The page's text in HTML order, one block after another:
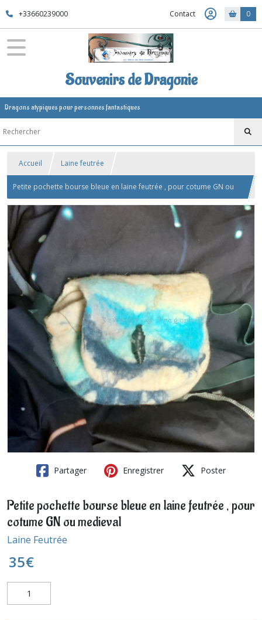
+33660239000 Contact 0
Souvenirs de Dragonie
Dragons atypiques pour personnes fantastiques
Accueil Laine feutrée
Petite pochette bourse bleue en laine feutrée , pour cotume GN ou
medieval
Partager Enregistrer Poster
Petite pochette bourse bleue en laine feutrée , pour
cotume GN ou medieval
Laine Feutrée
35€